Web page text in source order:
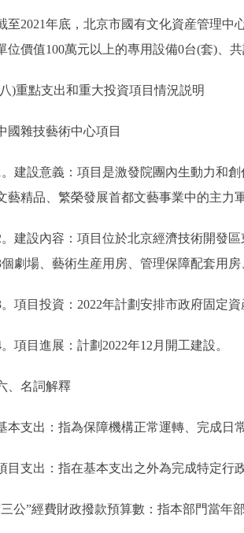
年底，北京市國有文化資産管理中心
位價值100萬元以上的專用設備0台(套)、
點支出和重大投資項目情況説明
雜技藝術中心項目
設意義：項目是激發院團內生動力和創
藝精品、繁榮發展首都文藝事業中的主力
設內容：項目位於北京經濟技術開發區
劇場、藝術生産用房、管理保障配套用
目投資：2022年計劃安排市政府固定資
目進展：計劃2022年12月開工建設。
名詞解釋
支出：指為保障機構正常運轉、完成日
支出：指在基本支出之外為完成特定行
”經費財政撥款預算數：指本部門當年部